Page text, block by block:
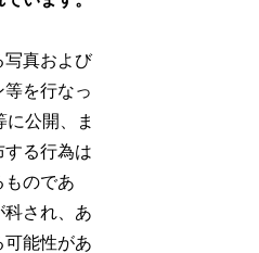
写真および
を行なっ
公開、ま
する行為は
ものであ
科され、あ
可能性があ